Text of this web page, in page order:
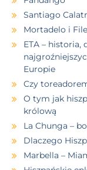
Santiago
Mortadelo i
ETA – historia,
Europie
Czy
O tym jak
królową
La Chunga –
Dlaczego
Marbella –